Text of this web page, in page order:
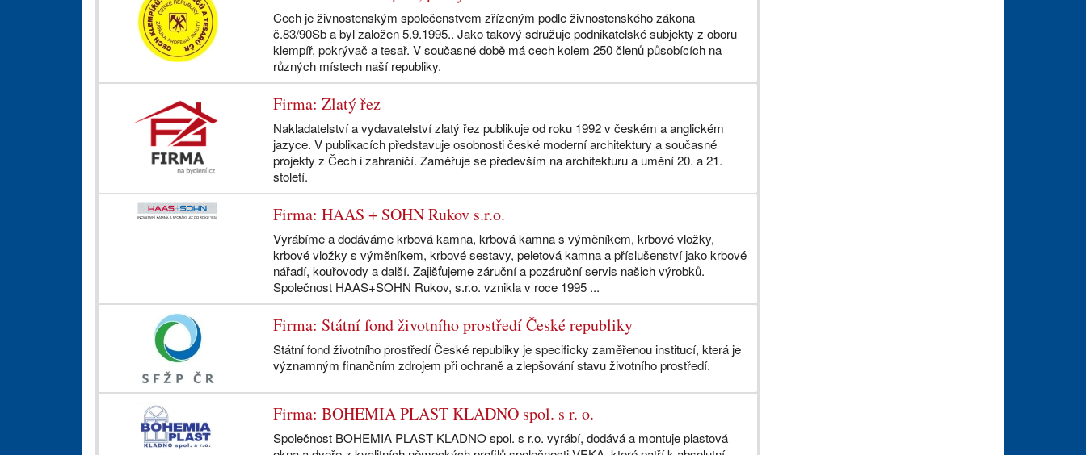
Cech je živnostenským společenstvem zřízeným podle živnostenského zákona
č.83/90Sb a byl založen 5.9.1995.. Jako takový sdružuje podnikatelské subjekty z oboru
klempíř, pokrývač a tesař. V současné době má cech kolem 250 členů působících na
různých místech naší republiky.
Firma: Zlatý řez
Nakladatelství a vydavatelství zlatý řez publikuje od roku 1992 v českém a anglickém
jazyce. V publikacích představuje osobnosti české moderní architektury a současné
projekty z Čech i zahraničí. Zaměřuje se především na architekturu a umění 20. a 21.
století.
Firma: HAAS + SOHN Rukov s.r.o.
Vyrábíme a dodáváme krbová kamna, krbová kamna s výměníkem, krbové vložky,
krbové vložky s výměníkem, krbové sestavy, peletová kamna a příslušenství jako krbové
nářadí, kouřovody a další. Zajišťujeme záruční a pozáruční servis našich výrobků.
Společnost HAAS+SOHN Rukov, s.r.o. vznikla v roce 1995 ...
Firma: Státní fond životního prostředí České republiky
Státní fond životního prostředí České republiky je specificky zaměřenou institucí, která je
významným finančním zdrojem při ochraně a zlepšování stavu životního prostředí.
Firma: BOHEMIA PLAST KLADNO spol. s r. o.
Společnost BOHEMIA PLAST KLADNO spol. s r.o. vyrábí, dodává a montuje plastová